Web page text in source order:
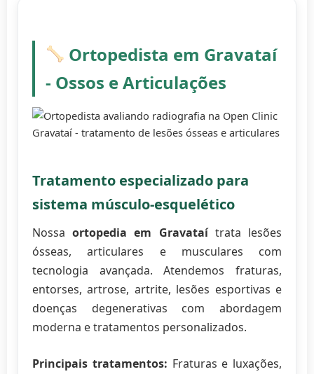
Ortopedista em Gravataí
- Ossos e Articulações
Tratamento especializado para
sistema músculo-esquelético
Nossaortopedia em Gravataítrata lesões
ósseas, articulares e musculares com
tecnologia avançada. Atendemos fraturas,
entorses, artrose, artrite, lesões esportivas e
doenças degenerativas com abordagem
moderna e tratamentos personalizados.
Principais tratamentos: Fraturas e luxações,